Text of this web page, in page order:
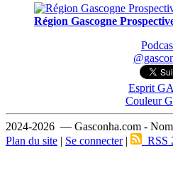
Région Gascogne
Esprit
Couleur
2024-2026 — Gasconha.com -
Plan du site | Se connecter| RSS